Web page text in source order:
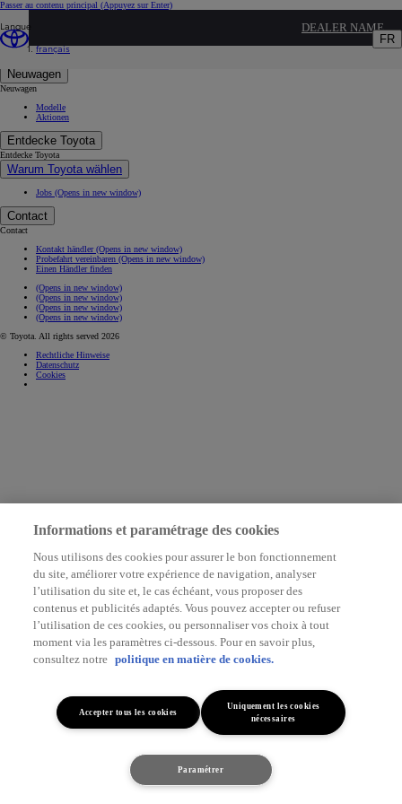
Passer au contenu principal (Appuyez sur Enter)
DEALER NAME
FR
Langue
français
Neuwagen
Neuwagen
Modelle
Aktionen
Entdecke Toyota
Entdecke Toyota
Warum Toyota wählen
Jobs (Opens in new window)
Contact
Contact
Kontakt händler(Opens in new window)
Probefahrt vereinbaren (Opens in new window)
Einen Händler finden
(Opens in new window)
(Opens in new window)
(Opens in new window)
(Opens in new window)
© Toyota. All rights served 2026
Rechtliche Hinweise
Datenschutz
Cookies
Informations et paramétrage des cookies
Nous utilisons des cookies pour assurer le bon fonctionnement
du site, améliorer votre expérience de navigation, analyser
l’utilisation du site et, le cas échéant, vous proposer des
contenus et publicités adaptés. Vous pouvez accepter ou refuser
l’utilisation de ces cookies, ou personnaliser vos choix à tout
moment via les paramètres ci-dessous. Pour en savoir plus,
consultez notre politique en matière de cookies.
Accepter tous les cookies
Uniquement les cookies
nécessaires
Paramétrer